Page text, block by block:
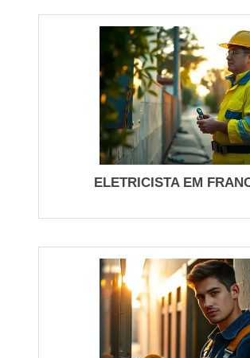
substituição de quadros de
quadros seccionadores
abaixo para entender tipos de
Substituição de disjuntores e DPS
Reparos em cabeamento de
Instalação de iluminação de
Inspeção termográfica em painéis
abrange projetos de baixa tensão,
de fases e planos de
Integramos servicos eletricos
medição, cronogramas trimestrais
SLA. Se quiser evitar paradas,
termográfica anual e auditoria de
ELETRICISTA EM